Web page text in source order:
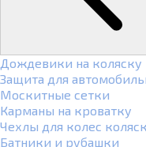
Дождевики на коляску
Защита для
Москитные сетки
Карманы на кроватку
Чехлы для колес
Батники и рубашки